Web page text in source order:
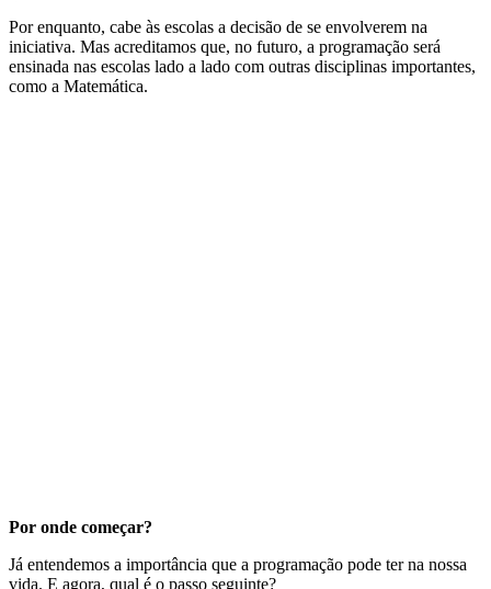
Por enquanto, cabe às escolas a decisão de se envolverem na
iniciativa. Mas acreditamos que, no futuro, a programação será
ensinada nas escolas lado a lado com outras disciplinas importantes,
como a Matemática.
Por onde começar?
Já entendemos a importância que a programação pode ter na nossa
vida. E agora, qual é o passo seguinte?